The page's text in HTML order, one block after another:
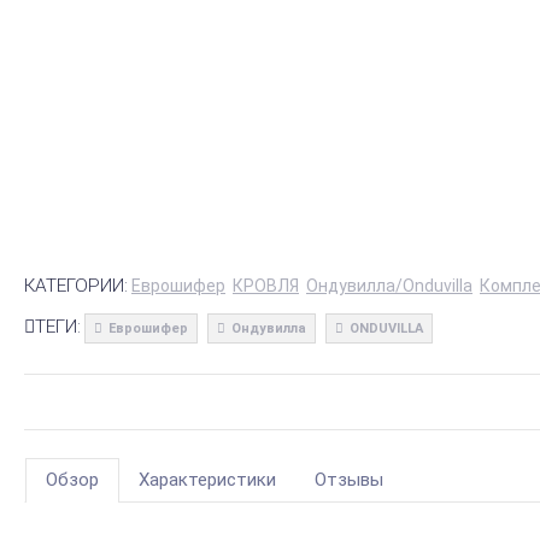
КАТЕГОРИИ: Еврошифер КРОВЛЯ Ондувилла/Onduvilla
ТЕГИ: Еврошифер Ондувилла ONDUVILLA
Обзор Характеристики Отзывы